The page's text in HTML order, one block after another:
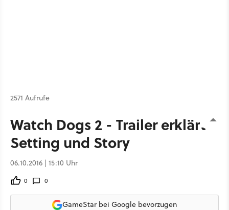
2571 Aufrufe
Watch Dogs 2 - Trailer erklärt
Setting und Story
06.10.2016 | 15:10 Uhr
0 0
GameStar bei Google bevorzugen